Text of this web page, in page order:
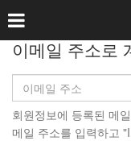
이메일 주소로
회원정보에 등록된 메
메일 주소를 입력하고